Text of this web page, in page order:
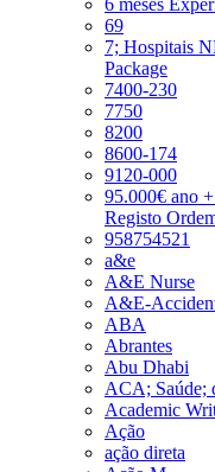
69
7; Hospitais
Package
7400-230
7750
8200
8600-174
9120-000
95.000€ ano
Registo
958754521
a&e
A&E Nurse
A&E-
ABA
Abrantes
Abu Dhabi
ACA; Saúde;
Academic
Ação
ação direta